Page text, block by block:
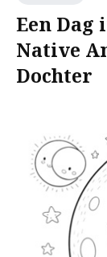
Een Dag
Native
Dochter